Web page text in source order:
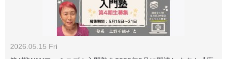
2026.05.15 Fri